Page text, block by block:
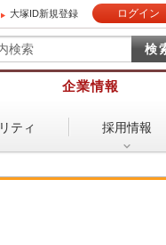
大塚ID新規登録 ログイン
企業情報
ティ 採用情報